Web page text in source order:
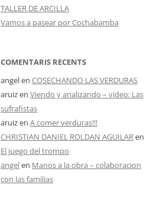
TALLER DE ARCILLA
Vamos a pasear por Cochabamba
COMENTARIS RECENTS
angelen COSECHANDO LAS VERDURAS
aruizen Viendo y analizando – video: Las
sufrafistas
aruizen A comer verduras!!!
CHRISTIAN DANIEL ROLDAN AGUILARen
El juego del trompo
angelen Manos a la obra – colaboracion
con las familias